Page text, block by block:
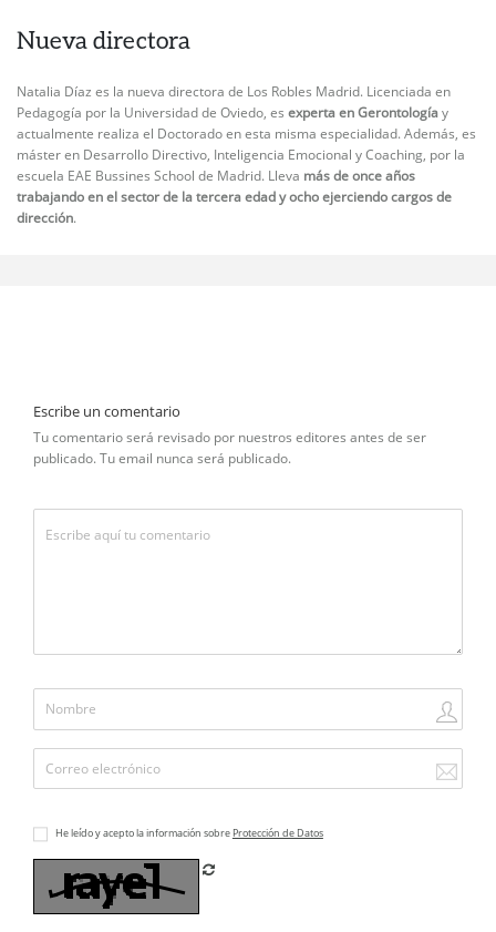
Nueva directora
Natalia Díaz es la nueva directora de Los Robles Madrid. Licenciada en
Pedagogía por la Universidad de Oviedo, es experta en Gerontologíay
actualmente realiza el Doctorado en esta misma especialidad. Además, es
máster en Desarrollo Directivo, Inteligencia Emocional y Coaching, por la
escuela EAE Bussines School de Madrid. Lleva más de once años
trabajando en el sector de la tercera edad y ocho ejerciendo cargos de
dirección.
Escribe un comentario
Tu comentario será revisado por nuestros editores antes de ser
publicado. Tu email nunca será publicado.
He leído y acepto la información sobre Protección de Datos